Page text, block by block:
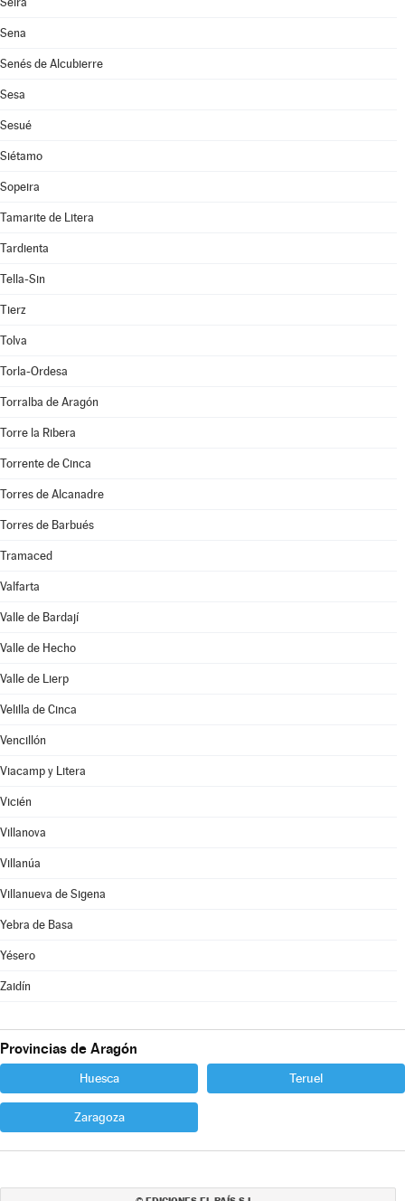
Sena
Senés de Alcubierre
Sesa
Sesué
Siétamo
Sopeira
Tamarite de Litera
Tardienta
Tella-Sin
Tierz
Tolva
Torla-Ordesa
Torralba de Aragón
Torre la Ribera
Torrente de Cinca
Torres de Alcanadre
Torres de Barbués
Tramaced
Valfarta
Valle de Bardají
Valle de Hecho
Valle de Lierp
Velilla de Cinca
Vencillón
Viacamp y Litera
Vicién
Villanova
Villanúa
Villanueva de Sigena
Yebra de Basa
Yésero
Zaidín
Provincias de Aragón
Huesca Teruel
Zaragoza